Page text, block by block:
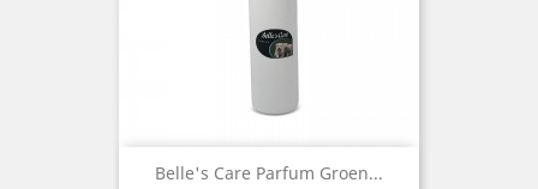
Belle's Care Parfum Groen...